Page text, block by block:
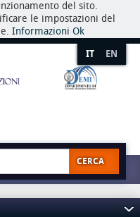
del sito.
le impostazioni del
Informazioni Ok
IT EN
CERCA